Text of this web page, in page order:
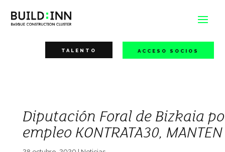
TALENTO ACCESO SOCIOS
Diputación Foral de Bizkaia
empleo KONTRATA30, MANTEN